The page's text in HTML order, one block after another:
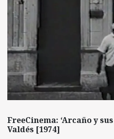
FreeCinema: ‘Arcaño y
Valdés [1974]